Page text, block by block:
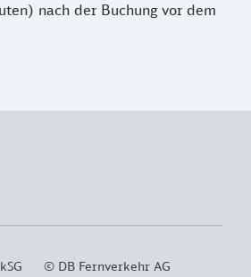
nach der Buchung vor dem
© DB Fernverkehr AG